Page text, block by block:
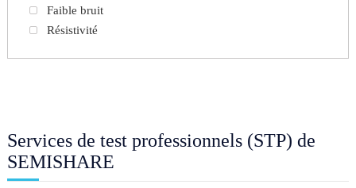
Faible bruit
Résistivité
Services de test professionnels (STP) de
SEMISHARE